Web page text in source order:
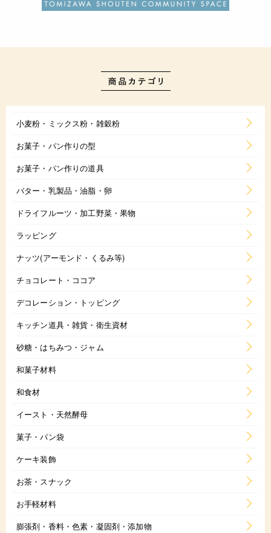
小麦粉・ミックス粉・雑穀粉
お菓子・パン作りの型
お菓子・パン作りの道具
バター・乳製品・油脂・卵
ドライフルーツ・加工野菜・果物
ラッピング
ナッツ(アーモンド・くるみ等)
チョコレート・ココア
デコレーション・トッピング
キッチン道具・雑貨・衛生資材
砂糖・はちみつ・ジャム
和菓子材料
和食材
イースト・天然酵母
菓子・パン袋
ケーキ装飾
お茶・スナック
お手軽材料
膨張剤・香料・色素・凝固剤・添加物